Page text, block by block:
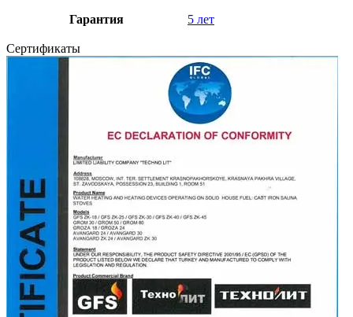
Гарантия 5 лет
Сертификаты